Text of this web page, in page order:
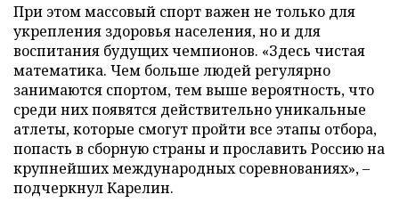
При этом массовый спорт важен не только для
укрепления здоровья населения, но и для
воспитания будущих чемпионов. «Здесь чистая
математика. Чем больше людей регулярно
занимаются спортом, тем выше вероятность, что
среди них появятся действительно уникальные
атлеты, которые смогут пройти все этапы отбора,
попасть в сборную страны и прославить Россию на
крупнейших международных соревнованиях», –
подчеркнул Карелин.